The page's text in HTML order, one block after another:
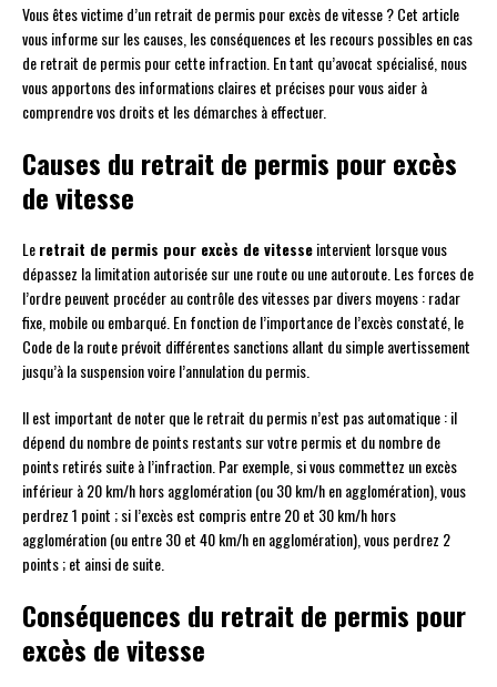
Vous êtes victime d’un retrait de permis pour excès de vitesse ? Cet article
vous informe sur les causes, les conséquences et les recours possibles en cas
de retrait de permis pour cette infraction. En tant qu’avocat spécialisé, nous
vous apportons des informations claires et précises pour vous aider à
comprendre vos droits et les démarches à effectuer.
Causes du retrait de permis pour excès
de vitesse
Leretrait de permis pour excès de vitesseintervient lorsque vous
dépassez la limitation autorisée sur une route ou une autoroute. Les forces de
l’ordre peuvent procéder au contrôle des vitesses par divers moyens : radar
fixe, mobile ou embarqué. En fonction de l’importance de l’excès constaté, le
Code de la route prévoit différentes sanctions allant du simple avertissement
jusqu’à la suspension voire l’annulation du permis.
Il est important de noter que le retrait du permis n’est pas automatique : il
dépend du nombre de points restants sur votre permis et du nombre de
points retirés suite à l’infraction. Par exemple, si vous commettez un excès
inférieur à 20 km/h hors agglomération (ou 30 km/h en agglomération), vous
perdrez 1 point ; si l’excès est compris entre 20 et 30 km/h hors
agglomération (ou entre 30 et 40 km/h en agglomération), vous perdrez 2
points ; et ainsi de suite.
Conséquences du retrait de permis pour
excès de vitesse